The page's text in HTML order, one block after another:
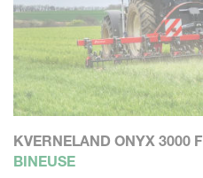
KVERNELAND ONYX 3000 F
BINEUSE